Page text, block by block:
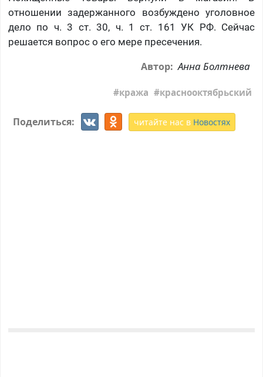
отношении задержанного возбуждено уголовное
дело по ч. 3 ст. 30, ч. 1 ст. 161 УК РФ. Сейчас
решается вопрос о его мере пресечения.
Автор: Анна Болтнева
кража краснооктябрьский
Поделиться: читайте нас в Новостях